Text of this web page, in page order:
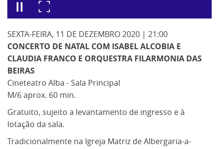
SEXTA-FEIRA, 11 DE DEZEMBRO 2020 | 21:00
CONCERTO DE NATAL COM ISABEL ALCOBIA E
CLAUDIA FRANCO E ORQUESTRA FILARMONIA DAS
BEIRAS
Cineteatro Alba - Sala Principal
M/6 aprox. 60 min.
Gratuito, sujeito a levantamento de ingresso e à
lotação da sala.
Tradicionalmente na Igreja Matriz de Albergaria-a-